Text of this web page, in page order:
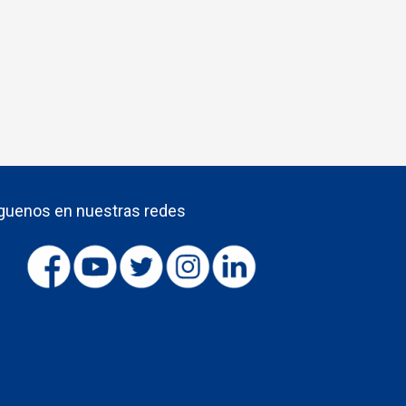
en nuestras redes